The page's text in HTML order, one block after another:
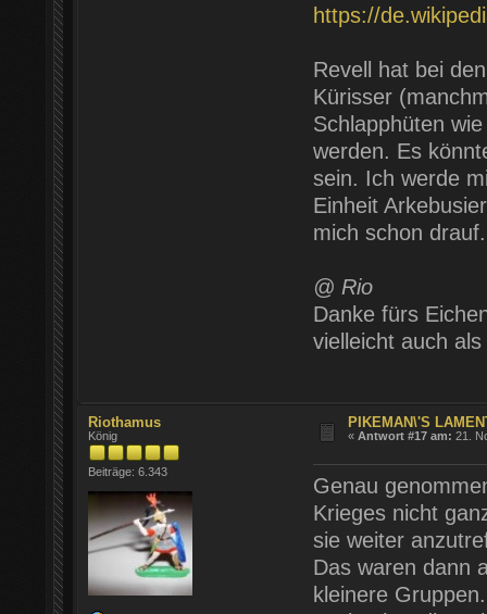
https://
Revell hat bei
Kürisser
Schlapphüten
werden. Es
sein. Ich werde
Einheit
mich schon
@ Rio
Danke fürs
vielleicht auch
Riothamus
König
Beiträge: 6.343
PIKEMAN\'S
«Antwort #17 am: 21.
Genau
Krieges nicht
sie weiter
Das waren dann
kleinere